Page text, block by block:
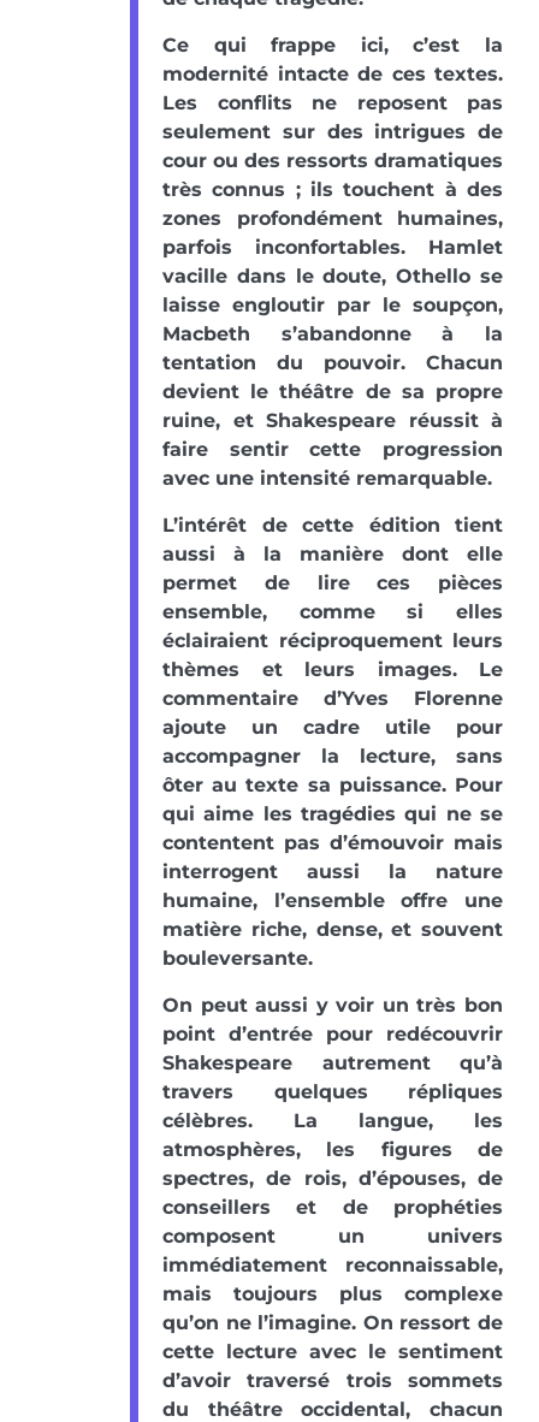
Ce qui frappe ici, c’est la
modernité intacte de ces textes.
Les conflits ne reposent pas
seulement sur des intrigues de
cour ou des ressorts dramatiques
très connus ; ils touchent à des
zones profondément humaines,
parfois inconfortables. Hamlet
vacille dans le doute, Othello se
laisse engloutir par le soupçon,
Macbeth s’abandonne à la
tentation du pouvoir. Chacun
devient le théâtre de sa propre
ruine, et Shakespeare réussit à
faire sentir cette progression
avec une intensité remarquable.
L’intérêt de cette édition tient
aussi à la manière dont elle
permet de lire ces pièces
ensemble, comme si elles
éclairaient réciproquement leurs
thèmes et leurs images. Le
commentaire d’Yves Florenne
ajoute un cadre utile pour
accompagner la lecture, sans
ôter au texte sa puissance. Pour
qui aime les tragédies qui ne se
contentent pas d’émouvoir mais
interrogent aussi la nature
humaine, l’ensemble offre une
matière riche, dense, et souvent
bouleversante.
On peut aussi y voir un très bon
point d’entrée pour redécouvrir
Shakespeare autrement qu’à
travers quelques répliques
célèbres. La langue, les
atmosphères, les figures de
spectres, de rois, d’épouses, de
conseillers et de prophéties
composent un univers
immédiatement reconnaissable,
mais toujours plus complexe
qu’on ne l’imagine. On ressort de
cette lecture avec le sentiment
d’avoir traversé trois sommets
du théâtre occidental, chacun